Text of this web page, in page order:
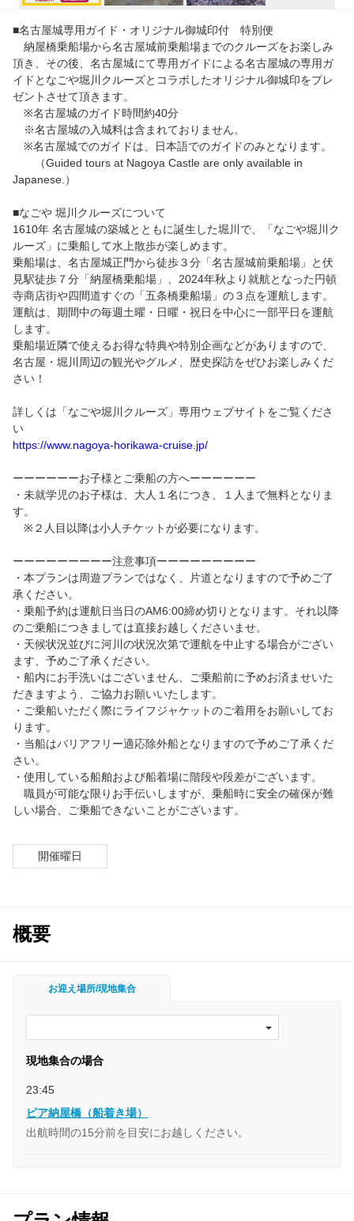
■名古屋城専用ガイド・オリジナル御城印付 特別便
納屋橋乗船場から名古屋城前乗船場までのクルーズをお楽しみ
頂き、その後、名古屋城にて専用ガイドによる名古屋城の専用ガ
イドとなごや堀川クルーズとコラボしたオリジナル御城印をプレ
ゼントさせて頂きます。
※名古屋城のガイド時間約40分
※名古屋城の入城料は含まれておりません。
※名古屋城でのガイドは、日本語でのガイドのみとなります。
（Guided tours at Nagoya Castle are only available in
Japanese.）
■なごや 堀川クルーズについて
1610年 名古屋城の築城とともに誕生した堀川で、「なごや堀川ク
ルーズ」に乗船して水上散歩が楽しめます。
乗船場は、名古屋城正門から徒歩３分「名古屋城前乗船場」と伏
見駅徒歩７分「納屋橋乗船場」、2024年秋より就航となった円頓
寺商店街や四間道すぐの「五条橋乗船場」の３点を運航します。
運航は、期間中の毎週土曜・日曜・祝日を中心に一部平日を運航
します。
乗船場近隣で使えるお得な特典や特別企画などがありますので、
名古屋・堀川周辺の観光やグルメ、歴史探訪をぜひお楽しみくだ
さい！
詳しくは「なごや堀川クルーズ」専用ウェブサイトをご覧くださ
い
https://www.nagoya-horikawa-cruise.jp/
ーーーーーーお子様とご乗船の方へーーーーーー
・未就学児のお子様は、大人１名につき、１人まで無料となりま
す。
※２人目以降は小人チケットが必要になります。
ーーーーーーーーー注意事項ーーーーーーーーー
・本プランは周遊プランではなく、片道となりますので予めご了
承ください。
・乗船予約は運航日当日のAM6:00締め切りとなります。それ以降
のご乗船につきましては直接お越しくださいませ。
・天候状況並びに河川の状況次第で運航を中止する場合がござい
ます、予めご了承ください。
・船内にお手洗いはございません、ご乗船前に予めお済ませいた
だきますよう、ご協力お願いいたします。
・ご乗船いただく際にライフジャケットのご着用をお願いしてお
ります。
・当船はバリアフリー適応除外船となりますので予めご了承くだ
さい。
・使用している船舶および船着場に階段や段差がございます。
職員が可能な限りお手伝いしますが、乗船時に安全の確保が難
しい場合、ご乗船できないことがございます。
開催曜日
概要
お迎え場所/現地集合
現地集合の場合
23:45
ピア納屋橋（船着き場）
出航時間の15分前を目安にお越しください。